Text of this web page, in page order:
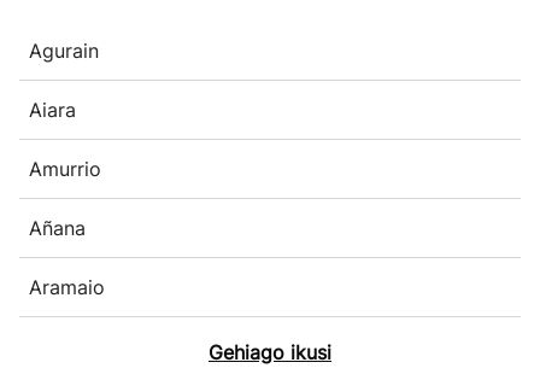
Agurain
Aiara
Amurrio
Añana
Aramaio
Gehiago ikusi